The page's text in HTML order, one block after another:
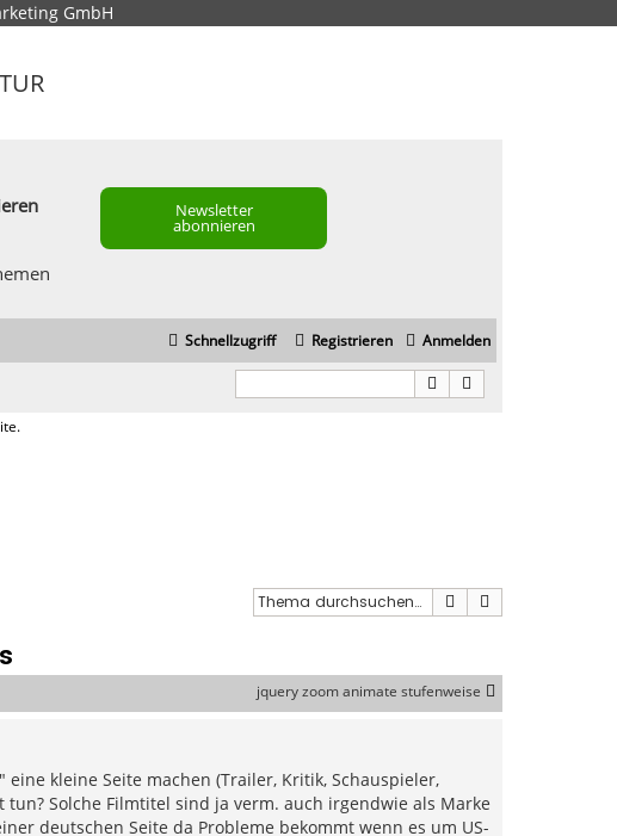
GmbH
Newsletter
abonnieren
Schnellzugriff Anmelden
Registrieren
Suche
jquery zoom animate stufenweise
kleine Seite machen (Trailer, Kritik, Schauspieler,
Solche Filmtitel sind ja verm. auch irgendwie als Marke
deutschen Seite da Probleme bekommt wenn es um US-